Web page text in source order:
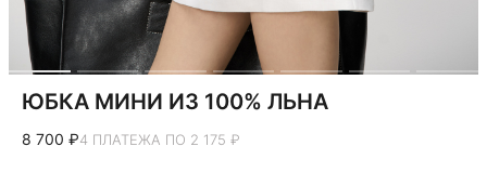
ЮБКА МИНИ ИЗ 100% ЛЬНА
8 700 ₽4 ПЛАТЕЖА ПО 2 175 ₽